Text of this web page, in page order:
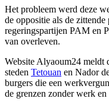
Het probleem werd deze
de oppositie als de
regeringspartijen PAM en
van overleven.
Website Alyaoum24 meldt
steden Tetouan en Nador
burgers die een
de grenzen zonder werk